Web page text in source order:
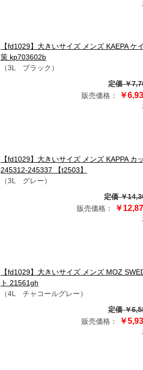
【fd1029】大きいサイズ メンズ KAEPA
策 kp703602b
（3L ブラック）
定価 ￥
販売価格：
￥
【fd1029】大きいサイズ メンズ KAPPA
245312-245337 【t2503】
（3L グレー）
定価 ￥
販売価格：
￥
【fd1029】大きいサイズ メンズ MOZ
ト 21561gh
（4L チャコールグレー）
定価 ￥
販売価格：
￥